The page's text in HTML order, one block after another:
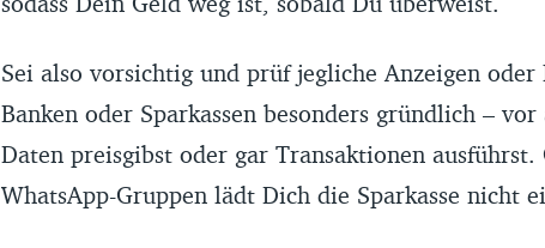
Sei also vorsichtig und prüf jegliche Anzeigen
Banken oder Sparkassen besonders gründlich –
Daten preisgibst oder gar Transaktionen
WhatsApp-Gruppen lädt Dich die Sparkasse nicht